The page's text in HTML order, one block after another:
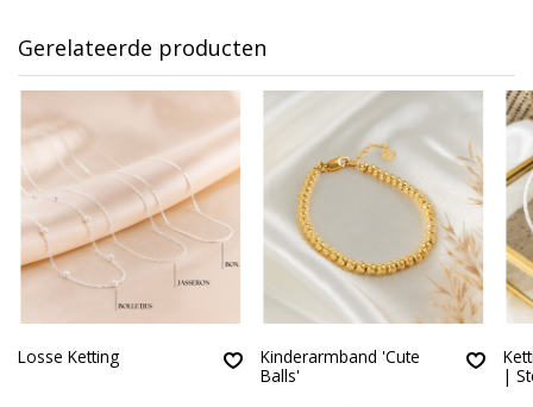
Gerelateerde producten
Losse Ketting
Kinderarmband 'Cute
Balls'
|